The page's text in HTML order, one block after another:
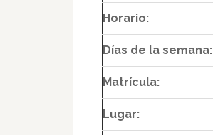
Horario:
Días de la semana:
Matrícula:
Lugar: